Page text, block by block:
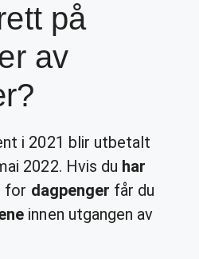
på
av
i 2021 blir utbetalt
2022. Hvis du har
for dagpenger får du
innen utgangen av